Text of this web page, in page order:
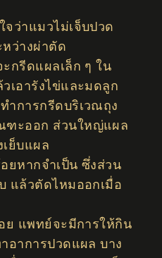
ว่าแมวไม่เจ็บปวด
ว่างผ่าตัด
กรีดแผลเล็ก ๆ ใน
เอารังไข่และมดลูก
ำการกรีดบริเวณถุง
ะออก ส่วนใหญ่แผล
ย็บแผล
ยหากจำเป็น ซึ่งส่วน
แล้วตัดไหมออกเมื่อ
ย แพทย์จะมีการให้กิน
อาการปวดแผล บาง